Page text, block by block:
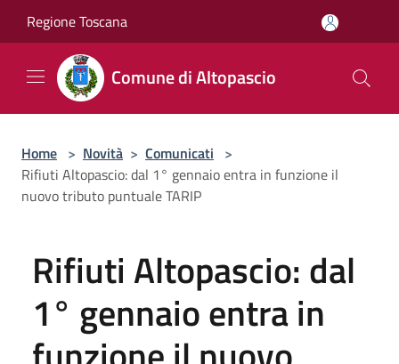
Regione Toscana
Comune di Altopascio
Home > Novità > Comunicati >
Rifiuti Altopascio: dal 1° gennaio entra in funzione il
nuovo tributo puntuale TARIP
Rifiuti Altopascio: dal
1° gennaio entra in